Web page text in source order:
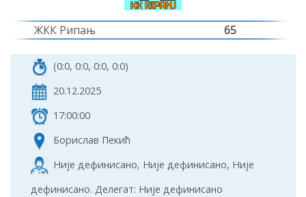
ЖКК Рипањ 65
(0:0, 0:0, 0:0, 0:0)
20.12.2025
17:00:00
Борислав Пекић
Није дефинисано, Није дефинисано, Није
дефинисано. Делегат: Није дефинисано